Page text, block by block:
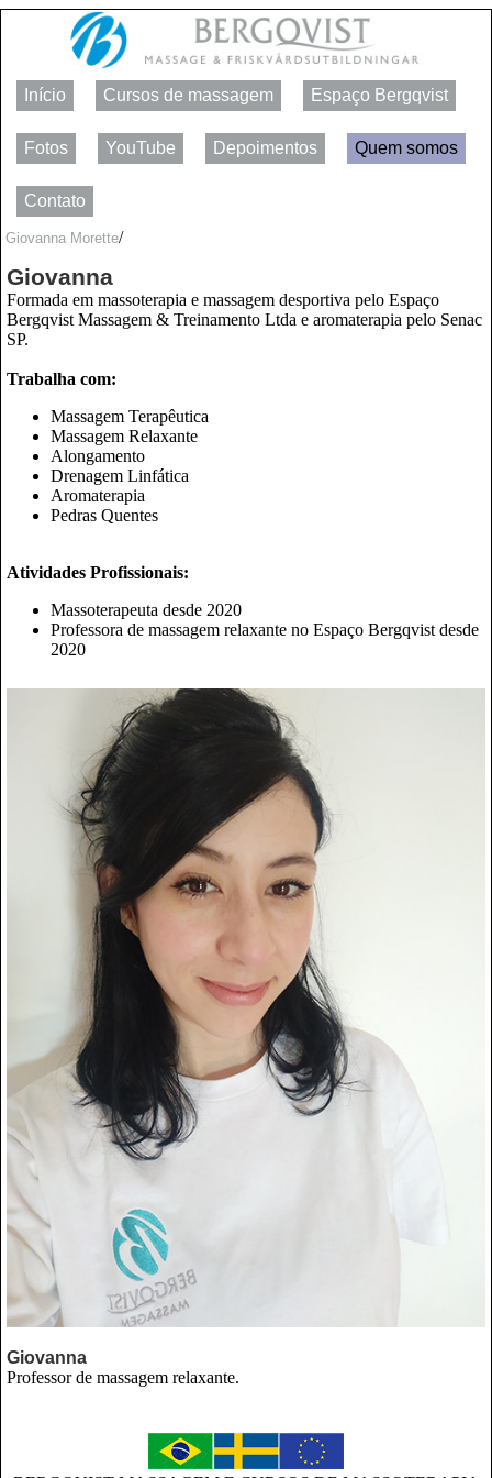
Início Cursos de massagem Espaço Bergqvist
Fotos YouTube Depoimentos Quem somos
Contato
Giovanna Morette/
Giovanna
Formada em massoterapia e massagem desportiva pelo Espaço
Bergqvist Massagem & Treinamento Ltda e aromaterapia pelo Senac
SP.
Trabalha com:
Massagem Terapêutica
Massagem Relaxante
Alongamento
Drenagem Linfática
Aromaterapia
Pedras Quentes
Atividades Profissionais:
Massoterapeuta desde 2020
Professora de massagem relaxante no Espaço Bergqvist desde
2020
Giovanna
Professor de massagem relaxante.